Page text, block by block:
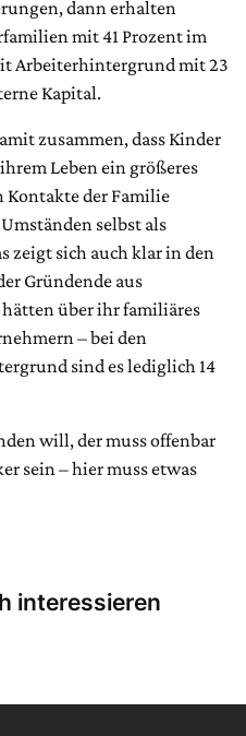
dann erhalten
mit 41 Prozent im
Arbeiterhintergrund mit 23
Kapital.
zusammen, dass Kinder
Leben ein größeres
der Familie
selbst als
zeigt sich auch klar in den
Gründende aus
über ihr familiäres
– bei den
sind es lediglich 14
will, der muss offenbar
sein – hier muss etwas
interessieren